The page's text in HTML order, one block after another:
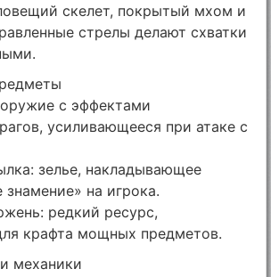
скелет, покрытый мхом и
стрелы делают схватки
с эффектами
усиливающееся при атаке с
зелье, накладывающее
на игрока.
редкий ресурс,
крафта мощных предметов.
механики